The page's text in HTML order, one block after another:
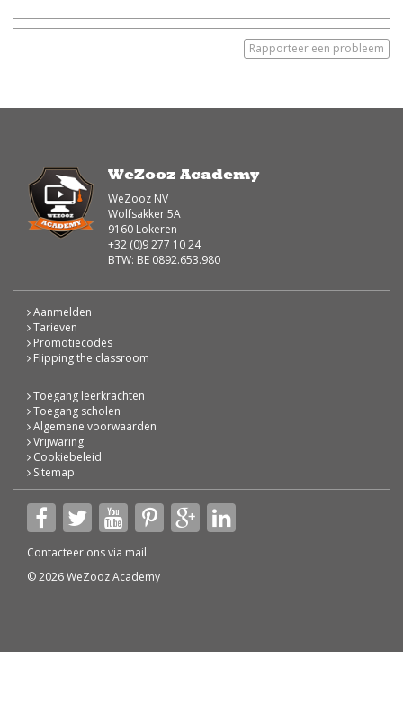
Rapporteer een probleem
WeZooz Academy
WeZooz NV
Wolfsakker 5A
9160 Lokeren
+32 (0)9 277 10 24
BTW: BE 0892.653.980
Aanmelden
Tarieven
Promotiecodes
Flipping the classroom
Toegang leerkrachten
Toegang scholen
Algemene voorwaarden
Vrijwaring
Cookiebeleid
Sitemap
Contacteer ons via mail
© 2026 WeZooz Academy